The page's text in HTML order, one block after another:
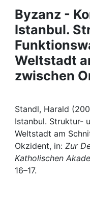
Projects
People
Institutions
My FIS
Help
Byzanz -
Istanbul.
Weltstadt
zwischen
Standl, Harald
Istanbul. Struktur-
Weltstadt am
Okzident, in: Zur
Katholischen
16–17.